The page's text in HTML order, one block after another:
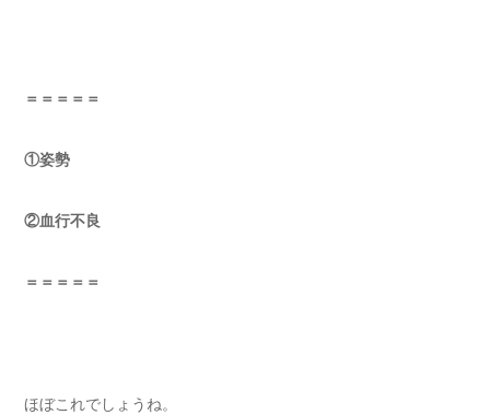
＝＝＝＝＝
①姿勢
②血行不良
＝＝＝＝＝
ほぼこれでしょうね。